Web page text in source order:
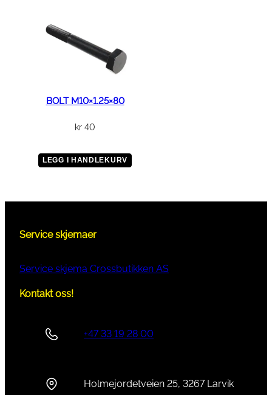
BOLT M10×1.25×80
kr 40
LEGG I HANDLEKURV
Service skjemaer
Service skjema Crossbutikken AS
Kontakt oss!
+47 33 19 28 00
Holmejordetveien 25, 3267 Larvik